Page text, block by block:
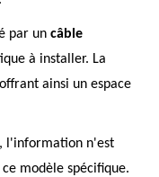
par un câble
à installer. La
ainsi un espace
l'information n'est
modèle spécifique.